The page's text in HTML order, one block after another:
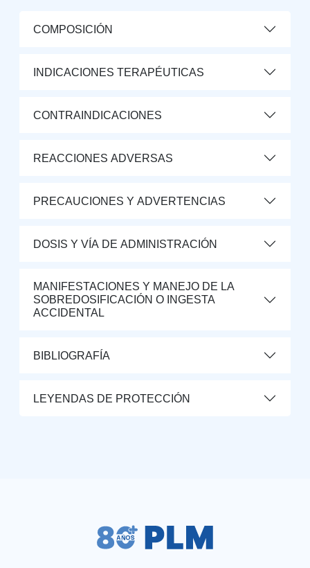
COMPOSICIÓN
INDICACIONES TERAPÉUTICAS
CONTRAINDICACIONES
REACCIONES ADVERSAS
PRECAUCIONES Y ADVERTENCIAS
DOSIS Y VÍA DE ADMINISTRACIÓN
MANIFESTACIONES Y MANEJO DE LA
SOBREDOSIFICACIÓN O INGESTA
ACCIDENTAL
BIBLIOGRAFÍA
LEYENDAS DE PROTECCIÓN